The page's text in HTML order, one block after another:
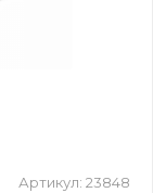
Артикул: 23848